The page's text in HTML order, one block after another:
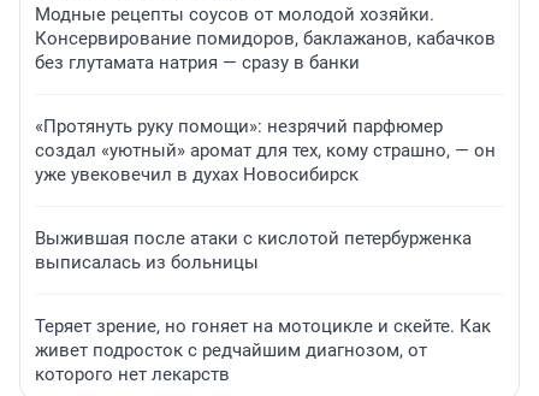
Модные рецепты соусов от молодой хозяйки.
Консервирование помидоров, баклажанов, кабачков
без глутамата натрия — сразу в банки
«Протянуть руку помощи»: незрячий парфюмер
создал «уютный» аромат для тех, кому страшно, — он
уже увековечил в духах Новосибирск
Выжившая после атаки с кислотой петербурженка
выписалась из больницы
Теряет зрение, но гоняет на мотоцикле и скейте. Как
живет подросток с редчайшим диагнозом, от
которого нет лекарств